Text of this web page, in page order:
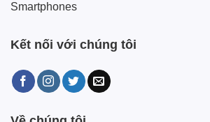
Smartphones
Kết nối với chúng tôi